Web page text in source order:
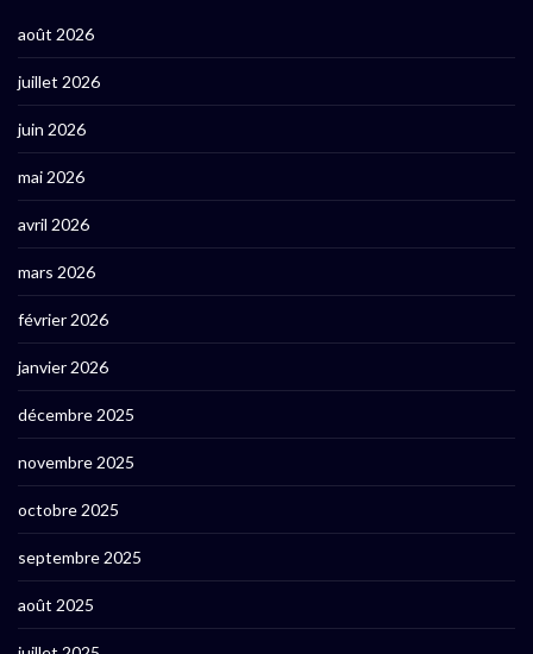
août 2026
juillet 2026
juin 2026
mai 2026
avril 2026
mars 2026
février 2026
janvier 2026
décembre 2025
novembre 2025
octobre 2025
septembre 2025
août 2025